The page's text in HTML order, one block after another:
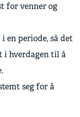
for venner og
en periode, så det
i hverdagen til å
seg for å